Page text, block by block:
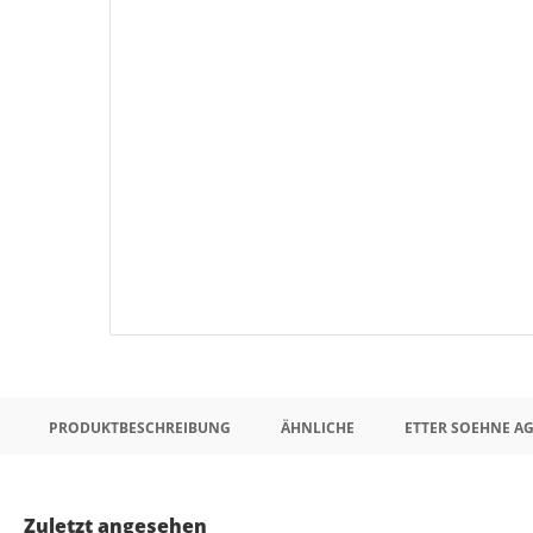
PRODUKTBESCHREIBUNG ÄHNLICHE ETTER SOEHNE AG
Zuletzt angesehen